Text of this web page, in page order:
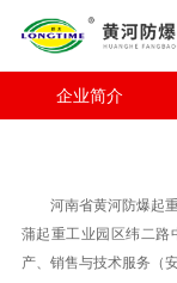
企业简介
河南省黄河防爆起
蒲起重工业园区纬二路
产、销售与技术服务（